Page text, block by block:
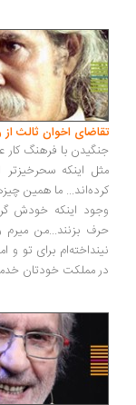
اخوان ثالث از رهبر
با فرهنگ کار عبثی
اینکه سحرخیزتر از ما
ما همین چیزها را
اینکه خودش گرجی
بزنند...من میرم رو
برای تو و امثال
مملکت خودتان خدمت